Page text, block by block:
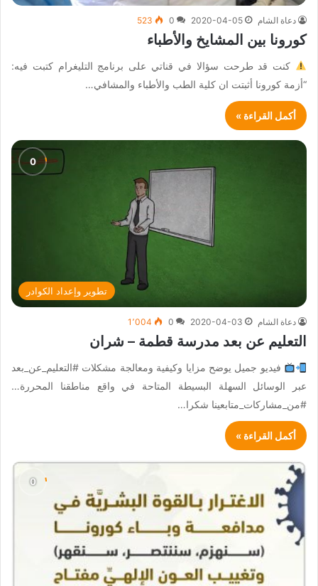
دعاة الشام 2020-04-05
0
523
كورونا بين المشايخ والأطباء
كنت قد طرحت سؤالا في قناتي على برنامج التليغرام كتبت فيه:
“أزمة كورونا أثبتت ان كلية الطب والأطباء والمشافي…
أكمل القراءة »
تطوير وإعداد الكوادر
دعاة الشام 2020-04-03
0 1٬004
التعليم عن بعد مدرسة قطمة – شران
فيديو جميل يوضح مزايا وكيفية ومعالجة مشكلات #التعليم_عن_بعد
عبر الوسائل السهلة البسيطة المتاحة في واقع مناطقنا المحررة…
#من_مشاركات_متابعينا شكرا…
أكمل القراءة »